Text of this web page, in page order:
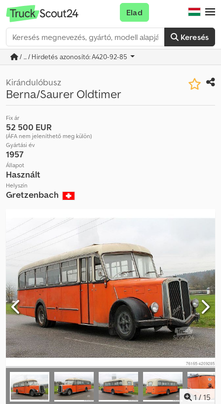
Keresés
Elad
/ ... / Hirdetés azonosító: A420-92-85
Kirándulóbusz
Berna/Saurer Oldtimer
Fix ár
52 500 EUR
(ÁFA nem jeleníthető meg külön)
Gyártási év
1957
Állapot
Használt
Helyszín
Gretzenbach
1 / 15